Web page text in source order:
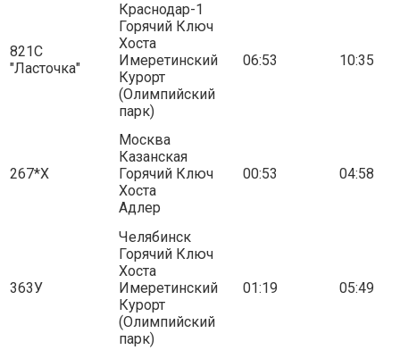
821С
"Ласточка"
Краснодар-1
Горячий Ключ
Хоста
Имеретинский
Курорт
(Олимпийский
парк)
06:53 10:35
267*Х
Москва
Казанская
Горячий Ключ
Хоста
Адлер
00:53 04:58
363У
Челябинск
Горячий Ключ
Хоста
Имеретинский
Курорт
(Олимпийский
парк)
01:19 05:49